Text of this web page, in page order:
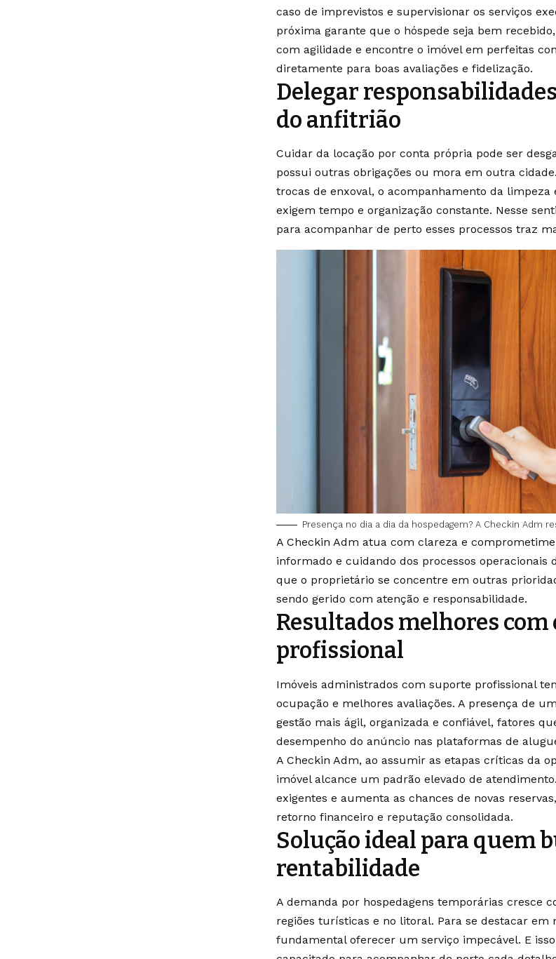
caso de imprevistos e supervisionar os serviços
próxima garante que o hóspede seja bem
com agilidade e encontre o imóvel em perfeitas
diretamente para boas avaliações e fidelização.
Delegar
do anfitrião
Cuidar da locação por conta própria pode ser
possui outras obrigações ou mora em outra
trocas de enxoval, o acompanhamento da limpeza
exigem tempo e organização constante. Nesse
para acompanhar de perto esses processos traz
Presença no dia a dia da hospedagem? A Checkin Adm
A Checkin Adm atua com clareza e
informado e cuidando dos processos
que o proprietário se concentre em outras
sendo gerido com atenção e responsabilidade.
Resultados melhores com
profissional
Imóveis administrados com suporte profissional
ocupação e melhores avaliações. A presença de
gestão mais ágil, organizada e confiável, fatores
desempenho do anúncio nas plataformas de
A Checkin Adm, ao assumir as etapas críticas da
imóvel alcance um padrão elevado de
exigentes e aumenta as chances de novas
retorno financeiro e reputação consolidada.
Solução ideal para quem
rentabilidade
A demanda por hospedagens temporárias cresce
regiões turísticas e no litoral. Para se destacar em
fundamental oferecer um serviço impecável. E